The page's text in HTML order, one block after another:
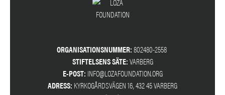
ORGANISATIONSNUMMER:802480-2558
STIFTELSENS SÄTE:VARBERG
E-POST: INFO@LOZAFOUNDATION.ORG
ADRESS: KYRKOGÅRDSVÄGEN 16, 432 45 VARBERG